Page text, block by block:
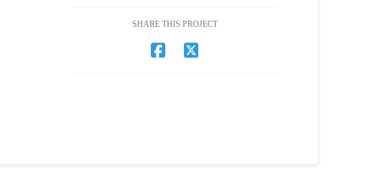
SHARE THIS PROJECT